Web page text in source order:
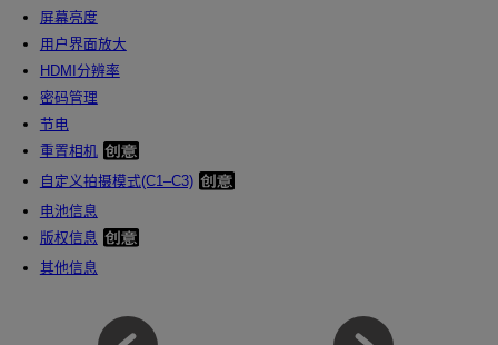
屏幕亮度
用户界面放大
HDMI分辨率
密码管理
节电
重置相机
自定义拍摄模式(C1–C3)
电池信息
版权信息
其他信息